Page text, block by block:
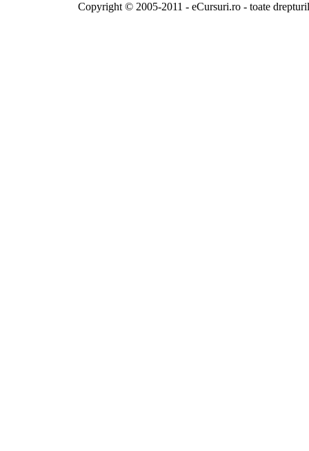
Copyright © 2005-2011 - eCursuri.ro - toate